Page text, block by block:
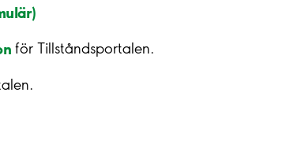
för Tillståndsportalen.